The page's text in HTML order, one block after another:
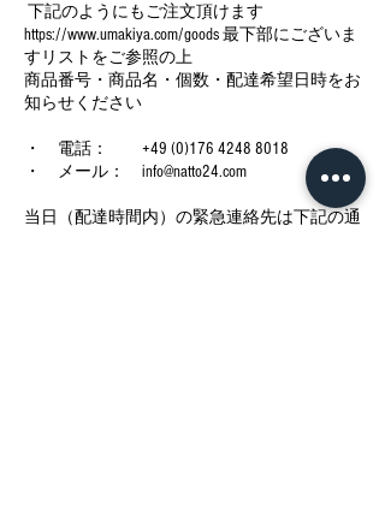
下記のようにもご注文頂けます
https://www.umakiya.com/goods 最下部にございま
すリストをご参照の上
商品番号・商品名・個数・配達希望日時をお
知らせください
・ 電話： +49 (0)176 4248 8018
・ メール： info@natto24.com
当日（配達時間内）の緊急連絡先は下記の通